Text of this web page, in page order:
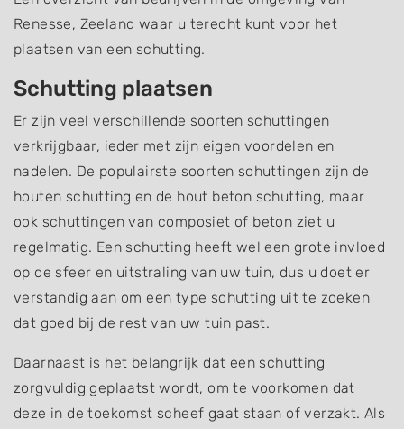
Renesse, Zeeland waar u terecht kunt voor het
plaatsen van een schutting.
Schutting plaatsen
Er zijn veel verschillende soorten schuttingen
verkrijgbaar, ieder met zijn eigen voordelen en
nadelen. De populairste soorten schuttingen zijn de
houten schutting en de hout beton schutting, maar
ook schuttingen van composiet of beton ziet u
regelmatig. Een schutting heeft wel een grote invloed
op de sfeer en uitstraling van uw tuin, dus u doet er
verstandig aan om een type schutting uit te zoeken
dat goed bij de rest van uw tuin past.
Daarnaast is het belangrijk dat een schutting
zorgvuldig geplaatst wordt, om te voorkomen dat
deze in de toekomst scheef gaat staan of verzakt. Als